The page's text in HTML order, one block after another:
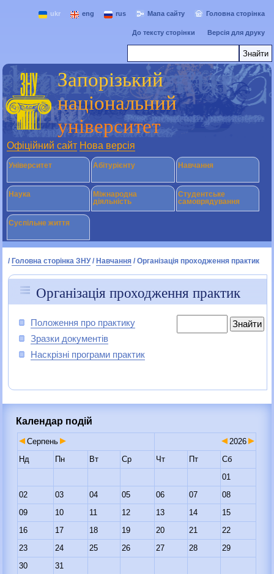
ukr eng rus Мапа сайту Головна сторінка
До тексту сторінки Версія для друку
Запорізький
національний
університет
Офіційний сайт Нова версія
Університет Абітурієнту Навчання
Наука
Міжнародна
діяльність
Студентське
самоврядування
Суспільне життя
/ Головна сторінка ЗНУ/ Навчання / Організація проходження практик
Організація проходження практик
Положення про практику
Зразки документів
Наскрізні програми практик
Календар подій
Серпень
2026
Нд
Пн Вт Ср Чт Пт
Сб
01
02
03 04 05 06 07
08
09
10 11 12 13 14
15
16
17 18 19 20 21
22
23
24 25 26 27 28
29
30
31